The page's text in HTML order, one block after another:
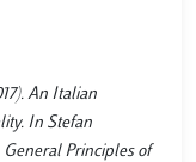
An Italian
In Stefan
Principles of